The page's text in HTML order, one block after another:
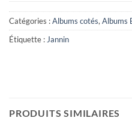
Catégories :Albums cotés,Albums
Étiquette :Jannin
PRODUITS SIMILAIRES